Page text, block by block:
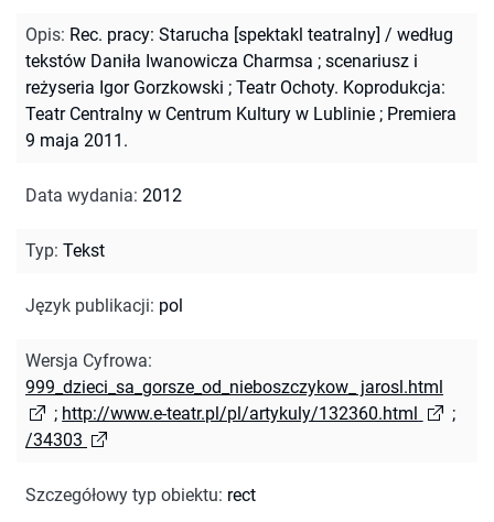
Opis: Rec. pracy: Starucha [spektakl teatralny] / według
tekstów Daniła Iwanowicza Charmsa ; scenariusz i
reżyseria Igor Gorzkowski ; Teatr Ochoty. Koprodukcja:
Teatr Centralny w Centrum Kultury w Lublinie ; Premiera
9 maja 2011.
Data wydania: 2012
Typ: Tekst
Język publikacji: pol
Wersja Cyfrowa:
999_dzieci_sa_gorsze_od_nieboszczykow_ jarosl.html
; http://www.e-teatr.pl/pl/artykuly/132360.html
;
/34303
Szczegółowy typ obiektu: rect